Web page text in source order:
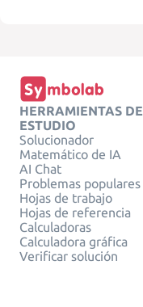
HERRAMIENTAS DE
ESTUDIO
Solucionador
Matemático de IA
AI Chat
Problemas populares
Hojas de trabajo
Hojas de referencia
Calculadoras
Calculadora gráfica
Verificar solución